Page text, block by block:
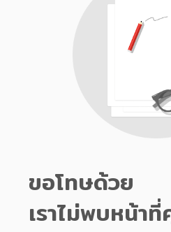
ขอโทษด้วย
เราไม่พบหน้า